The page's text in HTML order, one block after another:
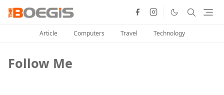
Article Computers Travel Technology
Follow Me